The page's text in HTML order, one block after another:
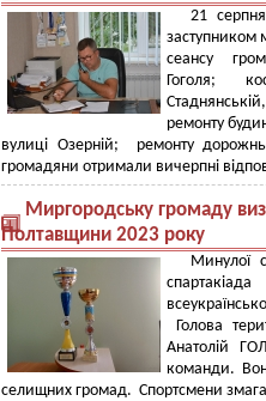
21
заступником
сеансу
Гоголя;
ремонту
вулиці Озерній; ремонту
громадяни отримали вичерпні
Миргородську громаду
Полтавщини 2023 року
Минулої
Голова
Анатолій
команди.
селищних громад. Спортсмени